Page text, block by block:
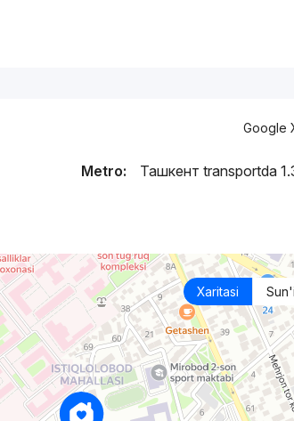
Google
Metro: Ташкент transportda
Xaritasi